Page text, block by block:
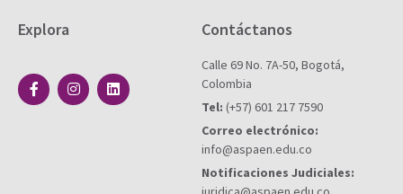
Explora Contáctanos
Calle 69 No. 7A-50, Bogotá,
Colombia
Tel: (+57) 601 217 7590
Correo electrónico:
info@aspaen.edu.co
Notificaciones Judiciales: